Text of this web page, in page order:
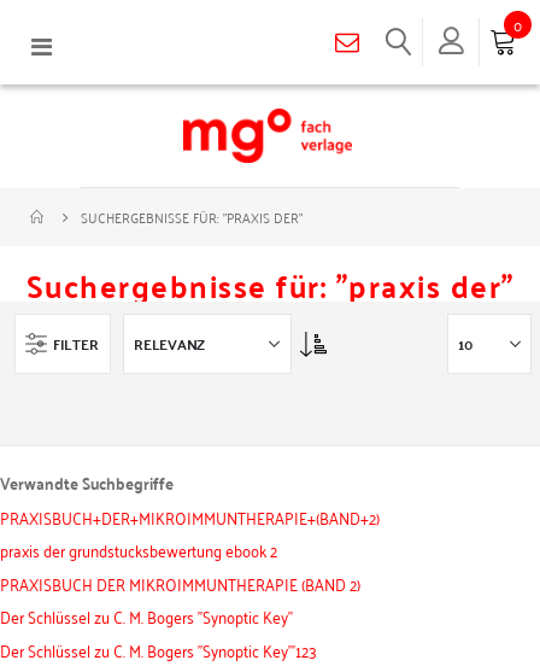
Navigation
0
SUCHERGEBNISSE FÜR: "PRAXIS DER"
Suchergebnisse für: "praxis der"
FILTER Asc
Verwandte Suchbegriffe
PRAXISBUCH+DER+MIKROIMMUNTHERAPIE+(BAND+2)
praxis der grundstucksbewertung ebook 2
PRAXISBUCH DER MIKROIMMUNTHERAPIE (BAND 2)
Der Schlüssel zu C. M. Bogers "Synoptic Key"
Der Schlüssel zu C. M. Bogers "Synoptic Key"'123